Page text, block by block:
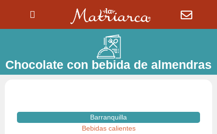
Chocolate con bebida de almendras
Barranquilla
Bebidas calientes